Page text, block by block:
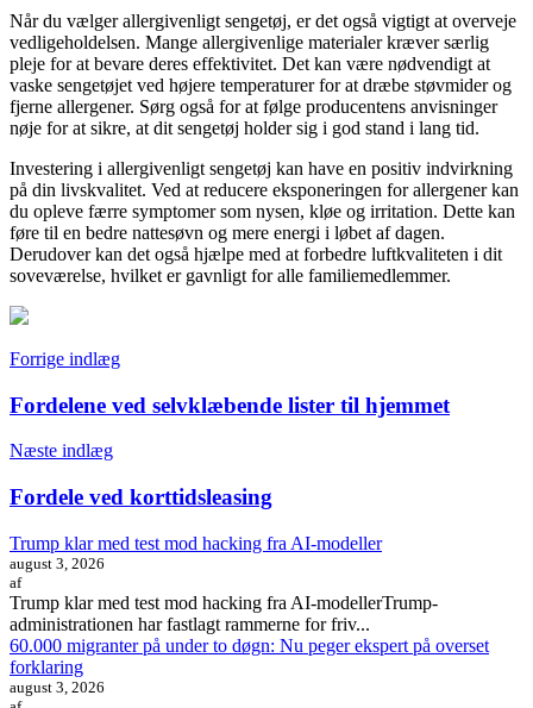
Når du vælger allergivenligt sengetøj, er det også vigtigt at overveje
vedligeholdelsen. Mange allergivenlige materialer kræver særlig
pleje for at bevare deres effektivitet. Det kan være nødvendigt at
vaske sengetøjet ved højere temperaturer for at dræbe støvmider og
fjerne allergener. Sørg også for at følge producentens anvisninger
nøje for at sikre, at dit sengetøj holder sig i god stand i lang tid.
Investering i allergivenligt sengetøj kan have en positiv indvirkning
på din livskvalitet. Ved at reducere eksponeringen for allergener kan
du opleve færre symptomer som nysen, kløe og irritation. Dette kan
føre til en bedre nattesøvn og mere energi i løbet af dagen.
Derudover kan det også hjælpe med at forbedre luftkvaliteten i dit
soveværelse, hvilket er gavnligt for alle familiemedlemmer.
Indlægsnavigation
Forrige indlæg
Fordelene ved selvklæbende lister til hjemmet
Næste indlæg
Fordele ved korttidsleasing
Trump klar med test mod hacking fra AI-modeller
august 3, 2026
af
Trump klar med test mod hacking fra AI-modellerTrump-
administrationen har fastlagt rammerne for friv...
60.000 migranter på under to døgn: Nu peger ekspert på overset
forklaring
august 3, 2026